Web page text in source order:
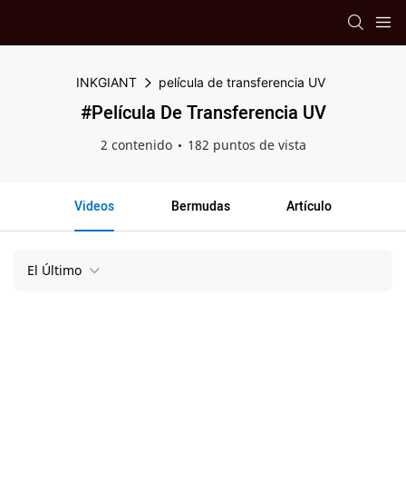
INKGIANT película de transferencia UV
#película De Transferencia UV
2 contenido 182 puntos de vista
Videos Bermudas Artículo
El Último